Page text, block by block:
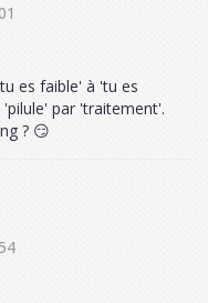
es faible' à 'tu es
par 'traitement'.
? 😏